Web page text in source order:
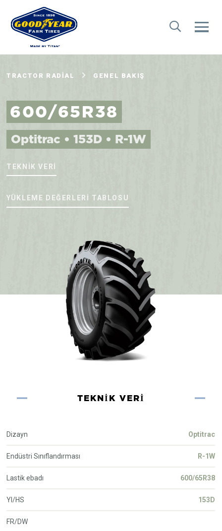
TRACTOR RADIAL GENEL BAKIŞ
600/65R38
Optitrac • 153D • R-1W
TEKNIK VERI
YÜKLEME DEĞERLERI TABLOSU
TEKNIK VERI
Dizayn Optitrac
Endüstri Sınıflandırması R-1W
Lastik ebadı 600/65R38
YI/HS 153D
FR/DW